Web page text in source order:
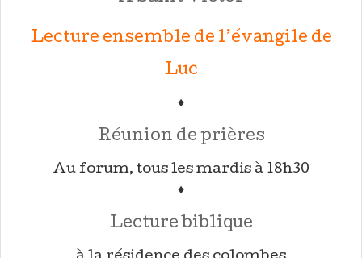
Lecture ensemble de l’évangile de
Luc
♦
Réunion de prières
Au forum, tous les mardis à 18h30
♦
Lecture biblique